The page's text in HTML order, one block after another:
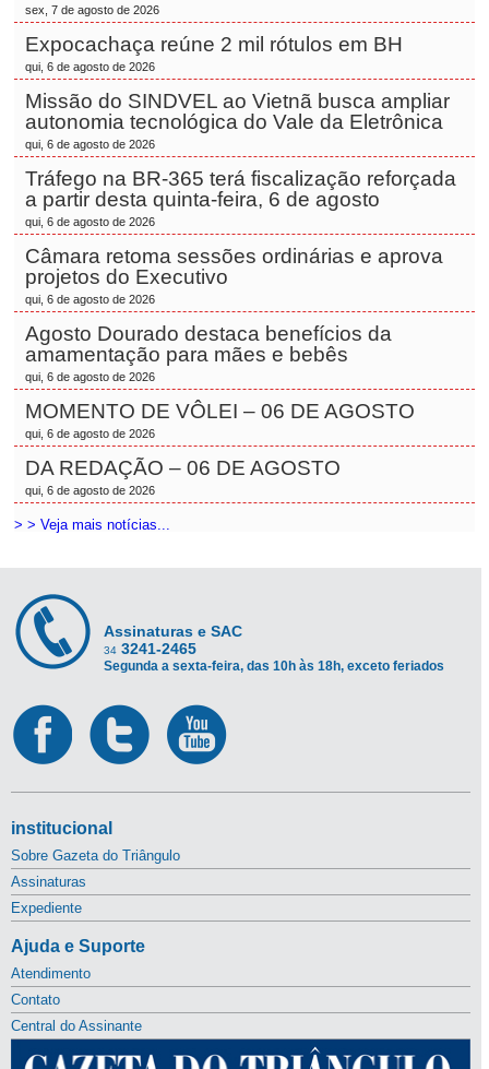
sex, 7 de agosto de 2026
Expocachaça reúne 2 mil rótulos em BH
qui, 6 de agosto de 2026
Missão do SINDVEL ao Vietnã busca ampliar
autonomia tecnológica do Vale da Eletrônica
qui, 6 de agosto de 2026
Tráfego na BR-365 terá fiscalização reforçada
a partir desta quinta-feira, 6 de agosto
qui, 6 de agosto de 2026
Câmara retoma sessões ordinárias e aprova
projetos do Executivo
qui, 6 de agosto de 2026
Agosto Dourado destaca benefícios da
amamentação para mães e bebês
qui, 6 de agosto de 2026
MOMENTO DE VÔLEI – 06 DE AGOSTO
qui, 6 de agosto de 2026
DA REDAÇÃO – 06 DE AGOSTO
qui, 6 de agosto de 2026
> > Veja mais notícias...
Assinaturas e SAC
34 3241-2465
Segunda a sexta-feira, das 10h às 18h, exceto feriados
institucional
Sobre Gazeta do Triângulo
Assinaturas
Expediente
Ajuda e Suporte
Atendimento
Contato
Central do Assinante